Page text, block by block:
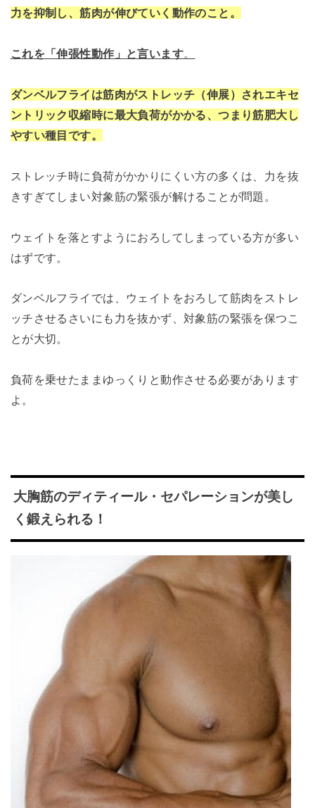
力を抑制し、筋肉が伸びていく動作のこと。
これを「伸張性動作」と言います。
ダンベルフライは筋肉がストレッチ（伸展）されエキセ
ントリック収縮時に最大負荷がかかる、つまり筋肥大し
やすい種目です。
ストレッチ時に負荷がかかりにくい方の多くは、力を抜
きすぎてしまい対象筋の緊張が解けることが問題。
ウェイトを落とすようにおろしてしまっている方が多い
はずです。
ダンベルフライでは、
ウェイトをおろして筋肉をストレ
ッチさせるさいにも力を抜かず、対象筋の緊張を保つこ
とが大切。
負荷を乗せたままゆっくりと動作させる必要があります
よ。
大胸筋のディティール・セパレーションが美し
く鍛えられる！